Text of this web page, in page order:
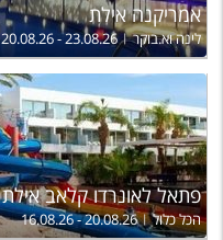
אמריקנה אילת
לינה וא.בוקר 20.08.26 - 23.08.26
פתאל לאונרדו קלאב אילת
הכל כלול 16.08.26 - 20.08.26